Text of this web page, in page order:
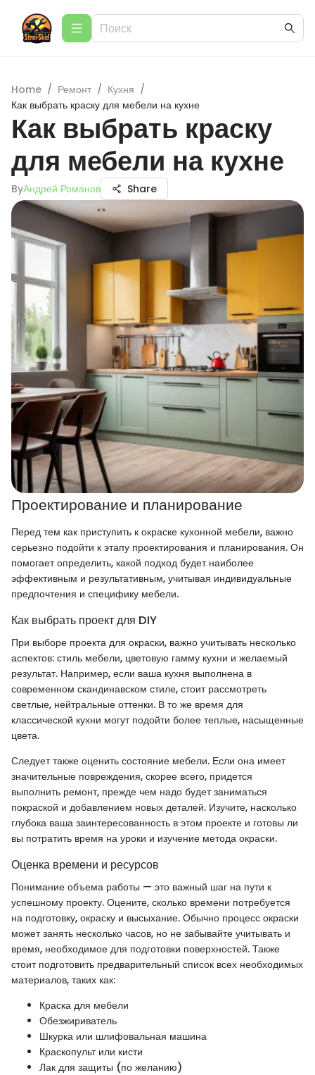
Home / Ремонт / Кухня /
Как выбрать краску для мебели на кухне
Как выбрать краску
для мебели на кухне
ByАндрей Романов Share
Проектирование и планирование
Перед тем как приступить к окраске кухонной мебели, важно
серьезно подойти к этапу проектирования и планирования. Он
помогает определить, какой подход будет наиболее
эффективным и результативным, учитывая индивидуальные
предпочтения и специфику мебели.
Как выбрать проект для DIY
При выборе проекта для окраски, важно учитывать несколько
аспектов: стиль мебели, цветовую гамму кухни и желаемый
результат. Например, если ваша кухня выполнена в
современном скандинавском стиле, стоит рассмотреть
светлые, нейтральные оттенки. В то же время для
классической кухни могут подойти более теплые, насыщенные
цвета.
Следует также оценить состояние мебели. Если она имеет
значительные повреждения, скорее всего, придется
выполнить ремонт, прежде чем надо будет заниматься
покраской и добавлением новых деталей. Изучите, насколько
глубока ваша заинтересованность в этом проекте и готовы ли
вы потратить время на уроки и изучение метода окраски.
Оценка времени и ресурсов
Понимание объема работы — это важный шаг на пути к
успешному проекту. Оцените, сколько времени потребуется
на подготовку, окраску и высыхание. Обычно процесс окраски
может занять несколько часов, но не забывайте учитывать и
время, необходимое для подготовки поверхностей. Также
стоит подготовить предварительный список всех необходимых
материалов, таких как:
Краска для мебели
Обезжириватель
Шкурка или шлифовальная машина
Краскопульт или кисти
Лак для защиты (по желанию)